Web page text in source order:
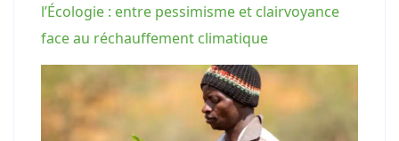
l’Écologie : entre pessimisme et clairvoyance
face au réchauffement climatique